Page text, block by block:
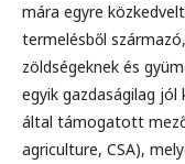
mára egyre
termelésből
zöldségeknek és
egyik gazdaságilag
által támogatott
agriculture, CSA),